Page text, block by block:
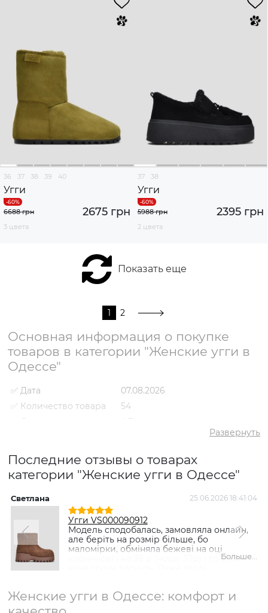
36 37 38 39 40
Угги
2675 грн
6688 грн
3 цвета
37 38
Угги
2395 грн
5988 грн
2 цвета
Показать еще
1 2
Основная информация о покупке
товаров в категории "Женские угги в
Одессе"
✅ Дата
07.08.2026
✅ Количество товара
54
✅ Средний рейтинг
4.7
✅ Самый дешевый
товар
1175 грн
✅ Самый дорогой
6198 грн
✅ Самый популярный
Угги VS000080476 Черный
Развернуть
Последние отзывы о товарах
категории "Женские угги в Одессе"
Светлана 25.06.2026 18:41:04
Угги VS000090912
Модель сподобалась, замовляла онлайн,
але беріть на розмір більше, бо
маломірки, обміняла бежеві на оці
коричневі і на 38 р (ношу 37р) і то вони
Больше...
Женские угги в Одессе: комфорт и